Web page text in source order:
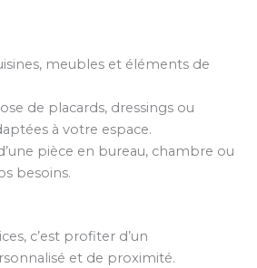
meubles et éléments de
de placards, dressings ou
à votre espace.
pièce en bureau, chambre ou
besoins.
c’est profiter d’un
et de proximité.